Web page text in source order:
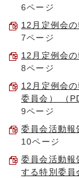
6ページ
12月定例会
7ページ
12月定例会
8ページ
12月定例会
委員会） （
9ページ
委員会活動報
10ページ
委員会活動報
する特別委員